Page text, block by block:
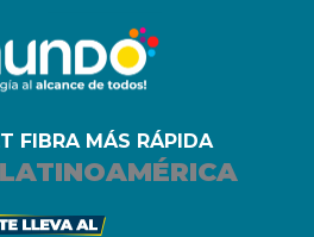
FIBRA MÁS RÁPIDA